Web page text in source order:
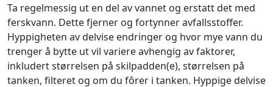
Ta regelmessig ut en del av vannet og erstatt det med
ferskvann. Dette fjerner og fortynner avfallsstoffer.
Hyppigheten av delvise endringer og hvor mye vann du
trenger å bytte ut vil variere avhengig av faktorer,
inkludert størrelsen på skilpadden(e), størrelsen på
tanken, filteret og om du fôrer i tanken. Hyppige delvise